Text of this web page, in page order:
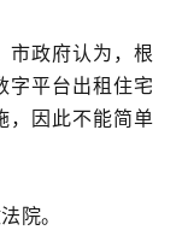
市政府认为，根
字平台出租住宅
，因此不能简单
院。